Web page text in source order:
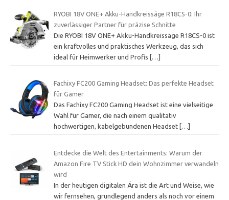
RYOBI 18V ONE+ Akku-Handkreissäge R18CS-0: Ihr
zuverlässiger Partner für präzise Schnitte
Die RYOBI 18V ONE+ Akku-Handkreissäge R18CS-0 ist
ein kraftvolles und praktisches Werkzeug, das sich
ideal für Heimwerker und Profis
[…]
Fachixy FC200 Gaming Headset: Das perfekte Headset
für Gamer
Das Fachixy FC200 Gaming Headset ist eine vielseitige
Wahl für Gamer, die nach einem qualitativ
hochwertigen, kabelgebundenen Headset […]
Entdecke die Welt des Entertainments: Warum der
Amazon Fire TV Stick HD dein Wohnzimmer verwandeln
wird
In der heutigen digitalen Ära ist die Art und Weise, wie
wir fernsehen, grundlegend anders als noch vor einem